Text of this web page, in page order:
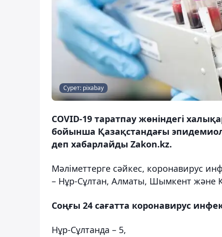
Сурет: pixabay
COVID-19 таратпау жөніндегі
бойынша Қазақстандағы
деп хабарлайды Zakon.kz.
Мәліметтерге сәйкес, коронавирус
– Нұр-Сұлтан, Алматы, Шымкент және
Соңғы 24 сағатта коронавирус
Нұр-Сұлтанда – 5,